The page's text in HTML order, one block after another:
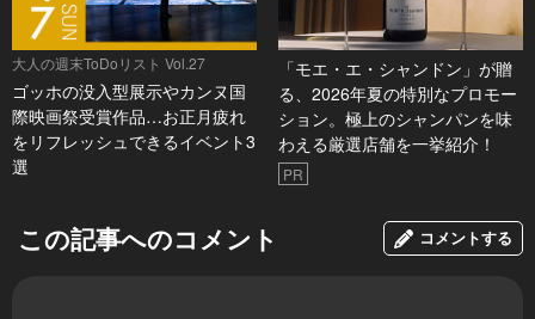
大人の週末ToDoリスト Vol.27
ゴッホの没入型展示やカンヌ国
際映画祭受賞作品…お正月疲れ
をリフレッシュできるイベント3
選
「モエ・エ・シャンドン」が贈
る、2026年夏の特別なプロモー
ション。極上のシャンパンを味
わえる厳選店舗を一挙紹介！
PR
この記事へのコメント コメントする